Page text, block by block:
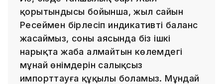
қорытындысы бойынша, жыл сайын
Ресеймен бірлесіп индикативті баланс
жасаймыз, соның аясында біз ішкі
нарықта жаба алмайтын көлемдегі
мұнай өнімдерін салықсыз
импорттауға құқылы боламыз. Мұндай